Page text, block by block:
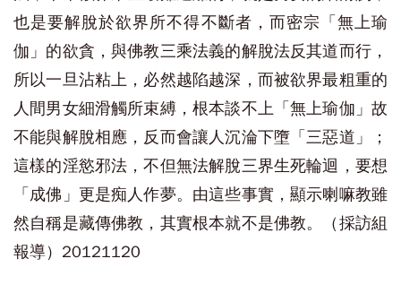
也是要解脫於欲界所不得不斷者，而密宗「無上瑜
伽」的欲貪，與佛教三乘法義的解脫法反其道而行，
所以一旦沾粘上，必然越陷越深，而被欲界最粗重的
人間男女細滑觸所束縛，根本談不上「無上瑜伽」故
不能與解脫相應，反而會讓人沉淪下墮「三惡道」；
這樣的淫慾邪法，不但無法解脫三界生死輪迴，要想
「成佛」更是痴人作夢。由這些事實，顯示喇嘛教雖
然自稱是藏傳佛教，其實根本就不是佛教。（採訪組
報導）20121120